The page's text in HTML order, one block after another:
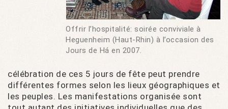
Offrir l’hospitalité: soirée conviviale à
Heguenheim (Haut-Rhin) à l’occasion des
Jours de Há en 2007.
célébration de ces 5 jours de fête peut prendre
différentes formes selon les lieux géographiques et
les peuples. Les manifestations organisée sont